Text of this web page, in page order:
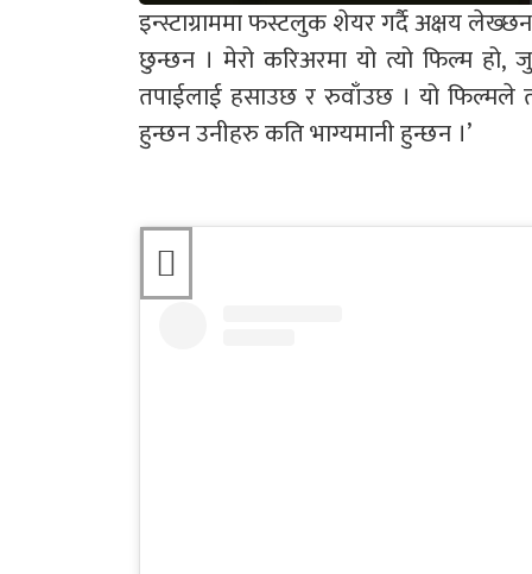
इन्स्टाग्राममा फस्टलुक शेयर गर्दै अक्षय
छुन्छन । मेरो करिअरमा यो त्यो फिल्म
तपाईलाई हसाउछ र रुवाँउछ । यो फिल्मले
हुन्छन उनीहरु कति भाग्यमानी हुन्छन ।’